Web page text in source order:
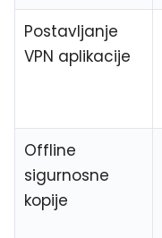
Postavljanje
VPN aplikacije
Offline
sigurnosne
kopije